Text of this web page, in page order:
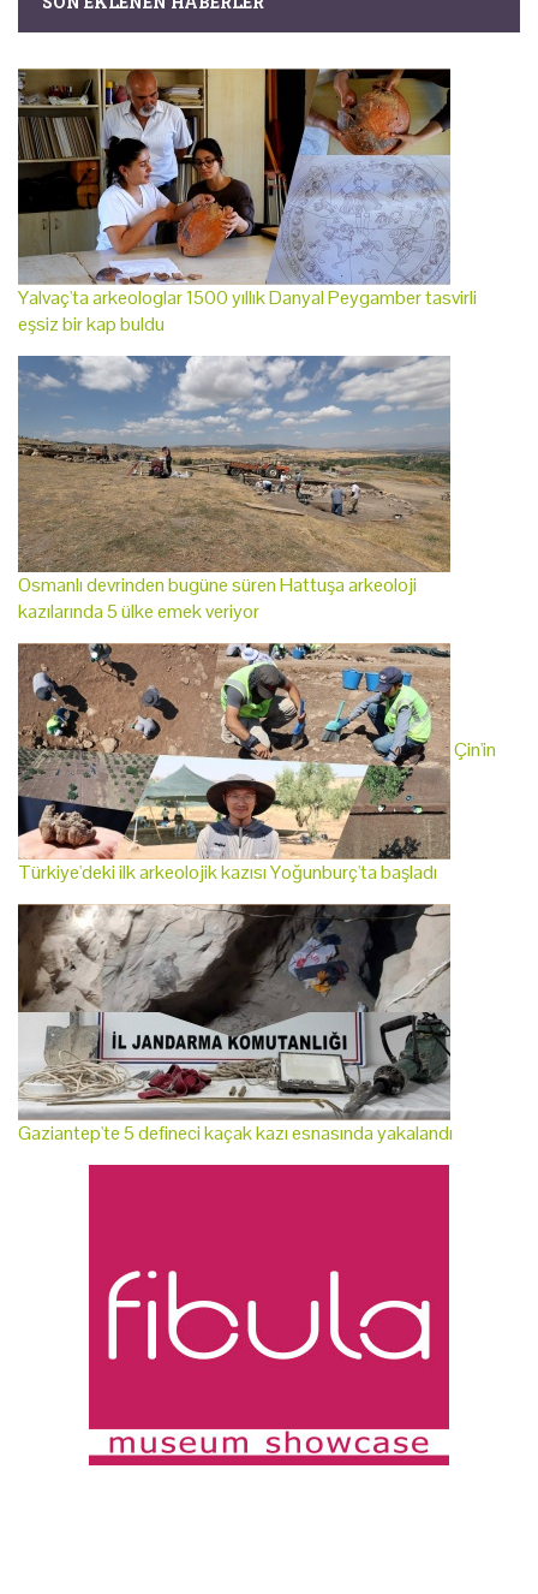
Yalvaç'ta arkeologlar 1500 yıllık Danyal Peygamber tasvirli
eşsiz bir kap buldu
Osmanlı devrinden bugüne süren Hattuşa arkeoloji
kazılarında 5 ülke emek veriyor
Çin'in
Türkiye'deki ilk arkeolojik kazısı Yoğunburç'ta başladı
Gaziantep'te 5 defineci kaçak kazı esnasında yakalandı